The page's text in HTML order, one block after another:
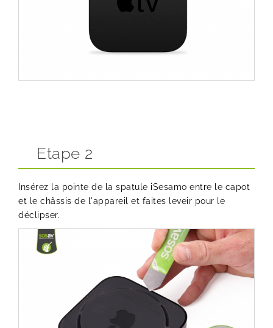
Etape 2
Insérez la pointe de la spatule iSesamo entre le capot
et le châssis de l'appareil et faites leveir pour le
déclipser.